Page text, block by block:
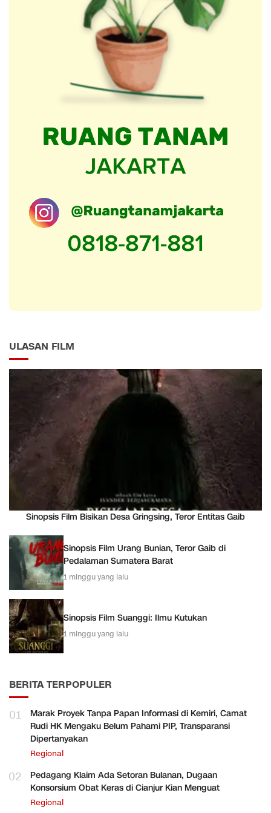
ULASAN FILM
Sinopsis Film Bisikan Desa Gringsing, Teror Entitas Gaib
Sinopsis Film Urang Bunian, Teror Gaib di
Pedalaman Sumatera Barat
1 minggu yang lalu
Sinopsis Film Suanggi: Ilmu Kutukan
1 minggu yang lalu
BERITA TERPOPULER
01
Marak Proyek Tanpa Papan Informasi di Kemiri, Camat
Rudi HK Mengaku Belum Pahami PIP, Transparansi
Dipertanyakan
Regional
02
Pedagang Klaim Ada Setoran Bulanan, Dugaan
Konsorsium Obat Keras di Cianjur Kian Menguat
Regional